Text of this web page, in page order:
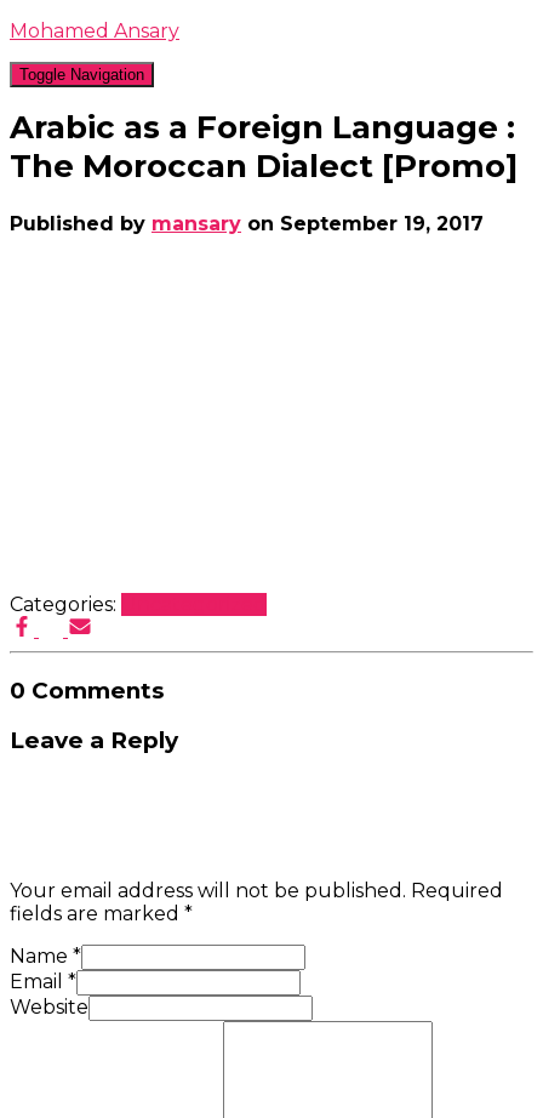
Mohamed Ansary
Toggle Navigation
Arabic as a Foreign Language :
The Moroccan Dialect [Promo]
Published by mansary on September 19, 2017
Categories:
0 Comments
Leave a Reply
Your email address will not be published. Required
fields are marked *
Name *
Email *
Website